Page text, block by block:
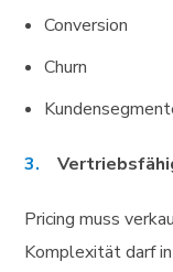
Conversion
Churn
Pricing muss
Komplexität darf